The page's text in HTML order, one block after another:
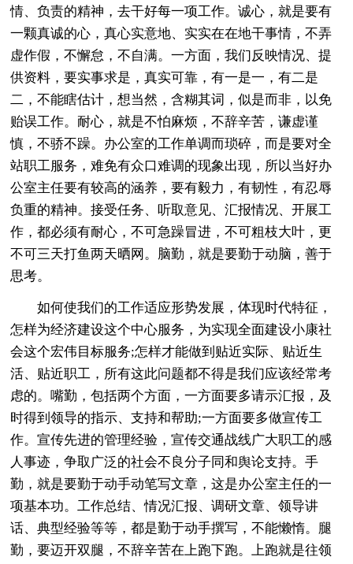
情、负责的精神，去干好每一项工作。诚心，就是要有
一颗真诚的心，真心实意地、实实在在地干事情，不弄
虚作假，不懈怠，不自满。一方面，我们反映情况、提
供资料，要实事求是，真实可靠，有一是一，有二是
二，不能瞎估计，想当然，含糊其词，似是而非，以免
贻误工作。耐心，就是不怕麻烦，不辞辛苦，谦虚谨
慎，不骄不躁。办公室的工作单调而琐碎，而是要对全
站职工服务，难免有众口难调的现象出现，所以当好办
公室主任要有较高的涵养，要有毅力，有韧性，有忍辱
负重的精神。接受任务、听取意见、汇报情况、开展工
作，都必须有耐心，不可急躁冒进，不可粗枝大叶，更
不可三天打鱼两天晒网。脑勤，就是要勤于动脑，善于
思考。
如何使我们的工作适应形势发展，体现时代特征，
怎样为经济建设这个中心服务，为实现全面建设小康社
会这个宏伟目标服务;怎样才能做到贴近实际、贴近生
活、贴近职工，所有这此问题都不得是我们应该经常考
虑的。嘴勤，包括两个方面，一方面要多请示汇报，及
时得到领导的指示、支持和帮助;一方面要多做宣传工
作。宣传先进的管理经验，宣传交通战线广大职工的感
人事迹，争取广泛的社会不良分子同和舆论支持。手
勤，就是要勤于动手动笔写文章，这是办公室主任的一
项基本功。工作总结、情况汇报、调研文章、领导讲
话、典型经验等等，都是勤于动手撰写，不能懒惰。腿
勤，要迈开双腿，不辞辛苦在上跑下跑。上跑就是往领